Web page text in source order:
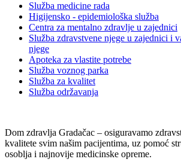
Služba medicine rada
Higijensko - epidemiološka služba
Centra za mentalno zdravlje u zajednici
Služba zdravstvene njege u zajednici i
njege
Apoteka za vlastite potrebe
Služba voznog parka
Služba za kvalitet
Služba održavanja
Dom zdravlja Gradačac – osiguravamo
kvalitete svim našim pacijentima, uz pomoć
osoblja i najnovije medicinske opreme.